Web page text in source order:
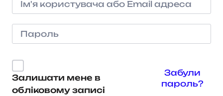
Залишати мене в
обліковому записі
Забули
пароль?